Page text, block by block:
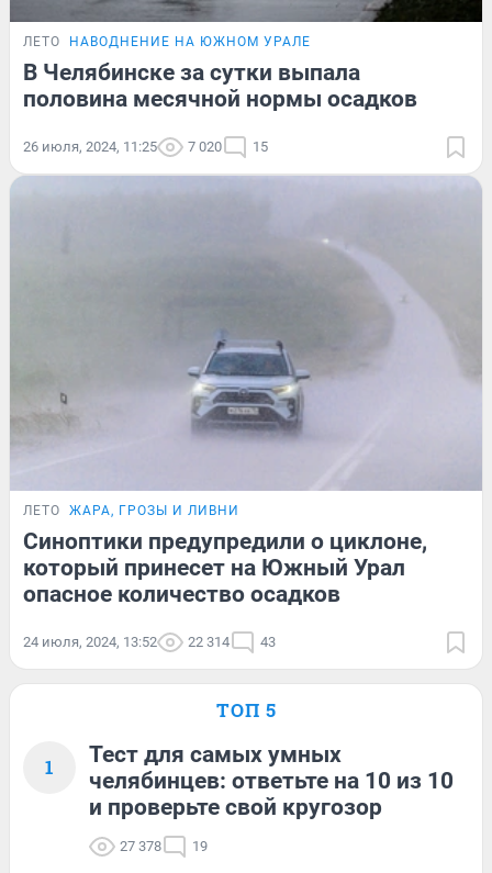
ЛЕТО НАВОДНЕНИЕ НА ЮЖНОМ УРАЛЕ
В Челябинске за сутки выпала
половина месячной нормы осадков
26 июля, 2024, 11:25 7 020 15
ЛЕТО ЖАРА, ГРОЗЫ И ЛИВНИ
Синоптики предупредили о циклоне,
который принесет на Южный Урал
опасное количество осадков
24 июля, 2024, 13:52 22 314 43
ТОП 5
1
Тест для самых умных
челябинцев: ответьте на 10 из 10
и проверьте свой кругозор
27 378 19